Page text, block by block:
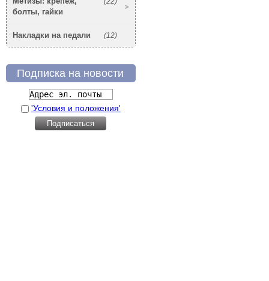
болты, гайки
(12)
Накладки на педали
Подписка на новости
'Условия и положения'